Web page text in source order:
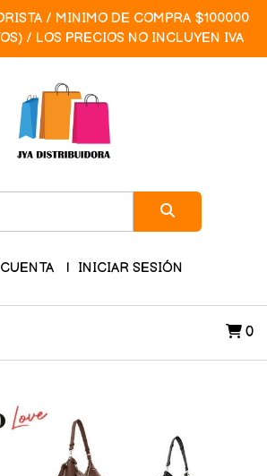
/ MINIMO DE COMPRA $100000
/ LOS PRECIOS NO INCLUYEN IVA
INICIAR SESIÓN
0